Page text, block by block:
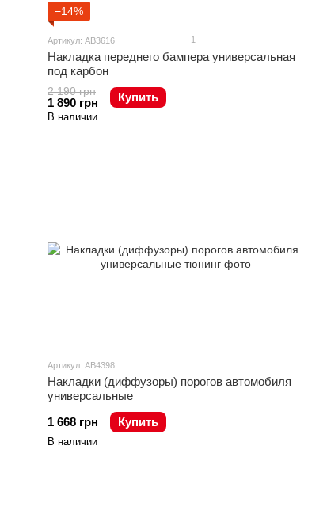
−14%
Артикул: AB3616 1
Накладка переднего бампера универсальная
под карбон
2 190 грн
1 890 грн Купить
В наличии
Артикул: AB4398
Накладки (диффузоры) порогов автомобиля
универсальные
1 668 грн
Купить
В наличии